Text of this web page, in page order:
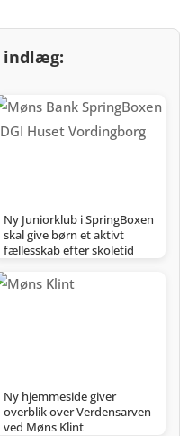
indlæg:
Ny Juniorklub i SpringBoxen
skal give børn et aktivt
fællesskab efter skoletid
Ny hjemmeside giver
overblik over Verdensarven
ved Møns Klint